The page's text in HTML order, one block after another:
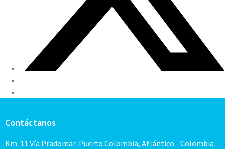
Contáctanos
Km. 11 Vía Pradomar-Puerto Colombia, Atlántico - Colombia